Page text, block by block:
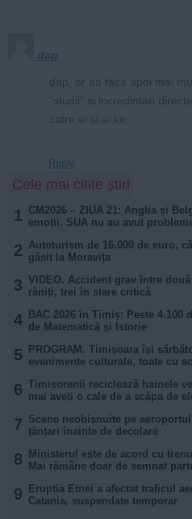
dap
Reply
Cele mai citite știri
1 CM2026 – ZIUA 21: Anglia și
emoții. SUA nu au avut
2 Autoturism de 16.000 de euro,
găsit la Moravița
3 VIDEO. Accident grav între
răniți, trei în stare critică
4
BAC 2026 în Timiș: Peste
de Matematică și Istorie
5
PROGRAM. Timișoara își
evenimente culturale, toate cu
6 Timișorenii reciclează hainele
mai aveți o cale de a scăpa de
7 Scene neobișnuite pe
țânțari înainte de decolare
8
Ministerul este de acord cu
Mai rămâne doar de semnat
9
Erupția Etnei a afectat traficul
Catania, suspendate temporar